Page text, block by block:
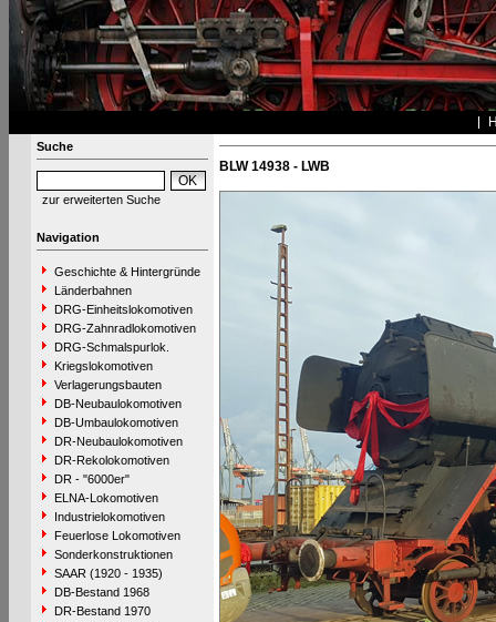
Suche
zur erweiterten Suche
Navigation
Geschichte & Hintergründe
Länderbahnen
DRG-Einheitslokomotiven
DRG-Zahnradlokomotiven
DRG-Schmalspurlok.
Kriegslokomotiven
Verlagerungsbauten
DB-Neubaulokomotiven
DB-Umbaulokomotiven
DR-Neubaulokomotiven
DR-Rekolokomotiven
DR - "6000er"
ELNA-Lokomotiven
Industrielokomotiven
Feuerlose Lokomotiven
Sonderkonstruktionen
SAAR (1920 - 1935)
DB-Bestand 1968
DR-Bestand 1970
BLW 14938 - LWB